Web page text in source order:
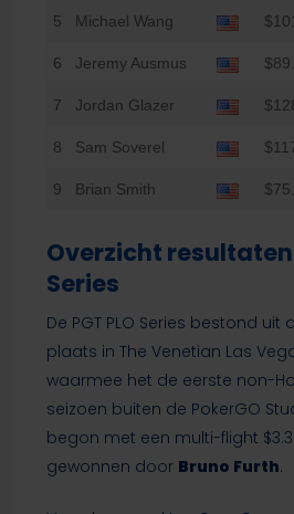
5 Michael Wang
6 Jeremy Ausmus
7 Jordan Glazer
8 Sam Soverel
9 Brian Smith
Overzicht resultaten
Series
De PGT PLO Series bestond
plaats in The Venetian Las
waarmee het de eerste non-
seizoen buiten de PokerGO
begon met een multi-flight
gewonnen door Bruno Furth.